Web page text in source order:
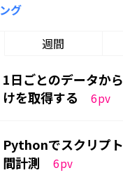
グ
週間
1日ごとのデータか
けを取得する
6pv
Pythonでスクリプ
間計測
6pv